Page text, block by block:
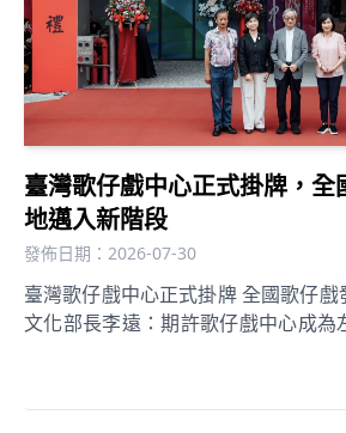
臺灣歌仔戲中心正式掛牌，全
地邁入新階段
發佈日期：2026-07-30
臺灣歌仔戲中心正式掛牌 全國歌仔
文化部長李遠：期許歌仔戲中心成為